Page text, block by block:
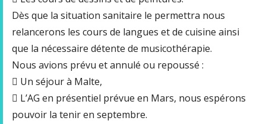
Dès que la situation sanitaire le permettra nous
relancerons les cours de langues et de cuisine ainsi
que la nécessaire détente de musicothérapie.
Nous avions prévu et annulé ou repoussé :
 Un séjour à Malte,
 L’AG en présentiel prévue en Mars, nous espérons
pouvoir la tenir en septembre.